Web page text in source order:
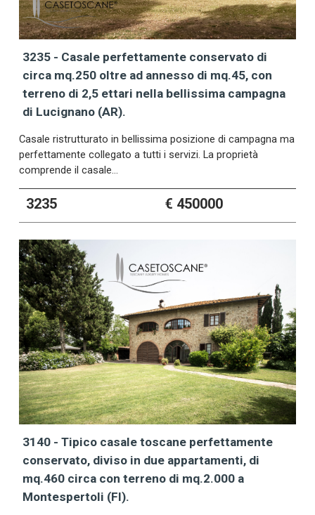
3235 - Casale perfettamente conservato di
circa mq.250 oltre ad annesso di mq.45, con
terreno di 2,5 ettari nella bellissima campagna
di Lucignano (AR).
Casale ristrutturato in bellissima posizione di campagna ma
perfettamente collegato a tutti i servizi. La proprietà
comprende il casale…
3235 € 450000
3140 - Tipico casale toscane perfettamente
conservato, diviso in due appartamenti, di
mq.460 circa con terreno di mq.2.000 a
Montespertoli (FI).